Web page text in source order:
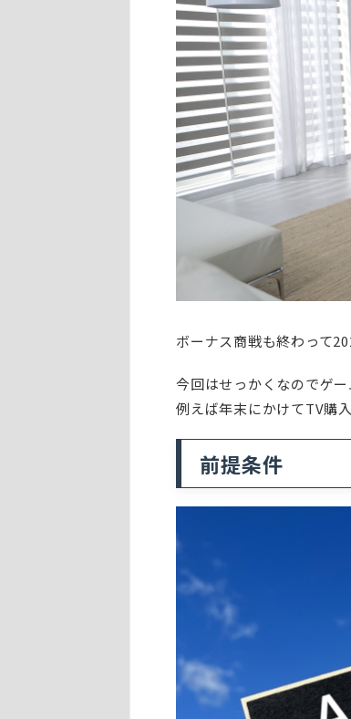
ボーナス商戦も終わって
今回はせっかくなのでゲ
例えば年末にかけてTV購
前提条件